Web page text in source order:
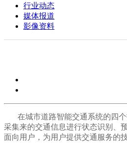
行业动态
媒体报道
影像资料
在城市道路智能交通系统的四
采集来的交通信息进行状态识别、
面向用户，为用户提供交通服务的